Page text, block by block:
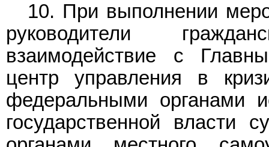
10. При выполнении
руководители
взаимодействие с
центр управления в
федеральными органами
государственной власти